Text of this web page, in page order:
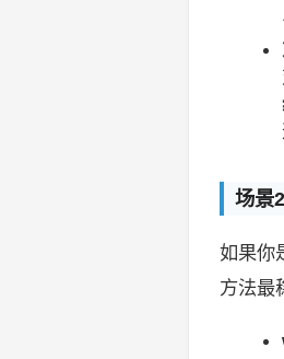
场景
如果你
方法最